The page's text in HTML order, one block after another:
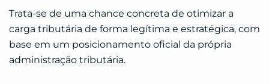
Trata-se de uma chance concreta de otimizar a
carga tributária de forma legítima e estratégica, com
base em um posicionamento oficial da própria
administração tributária.